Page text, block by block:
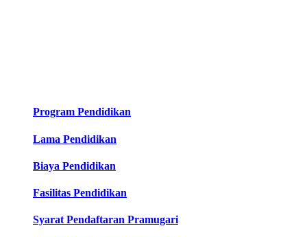
Program Pendidikan
Lama Pendidikan
Biaya Pendidikan
Fasilitas Pendidikan
Syarat Pendaftaran Pramugari